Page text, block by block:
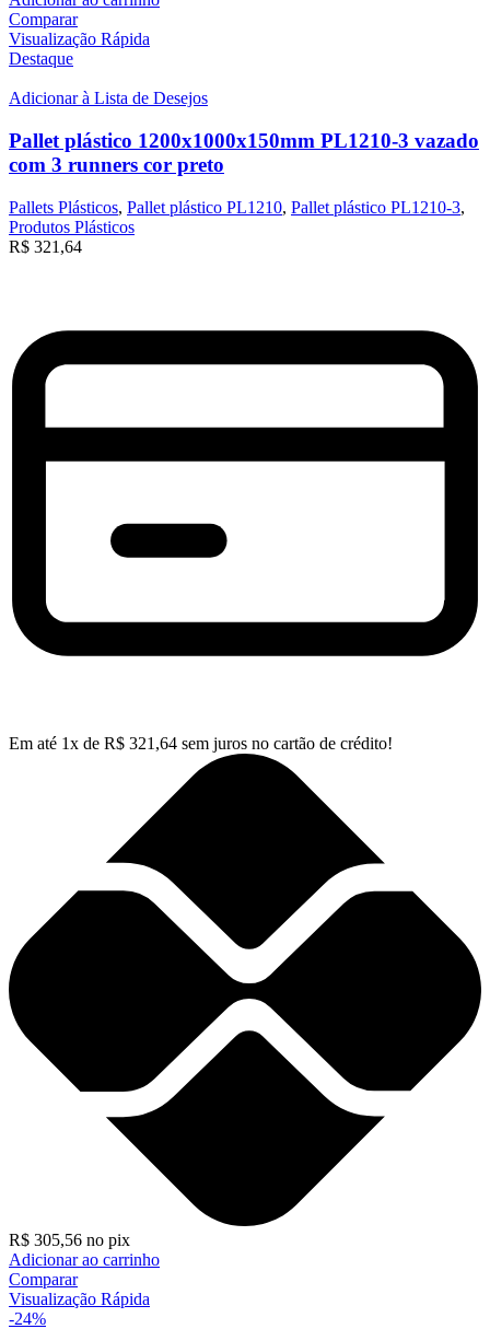
Comparar
Visualização Rápida
Destaque
Adicionar à Lista de Desejos
Pallet plástico 1200x1000x150mm PL1210-3 vazado
com 3 runners cor preto
Pallets Plásticos, Pallet plástico PL1210, Pallet plástico PL1210-3,
Produtos Plásticos
R$ 321,64
Em até 1x de R$ 321,64 sem juros no cartão de crédito!
R$ 305,56 no pix
Adicionar ao carrinho
Comparar
Visualização Rápida
-24%